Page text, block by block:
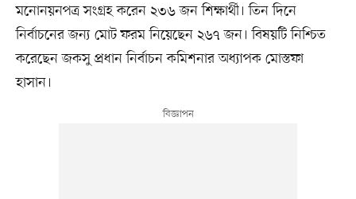
মনোনয়নপত্র সংগ্রহ করেন ২৩৬ জন শিক্ষার্থী। তিন দিনে
নির্বাচনের জন্য মোট ফরম নিয়েছেন ২৬৭ জন। বিষয়টি নিশ্চিত
করেছেন জকসু প্রধান নির্বাচন কমিশনার অধ্যাপক মোস্তফা
হাসান।